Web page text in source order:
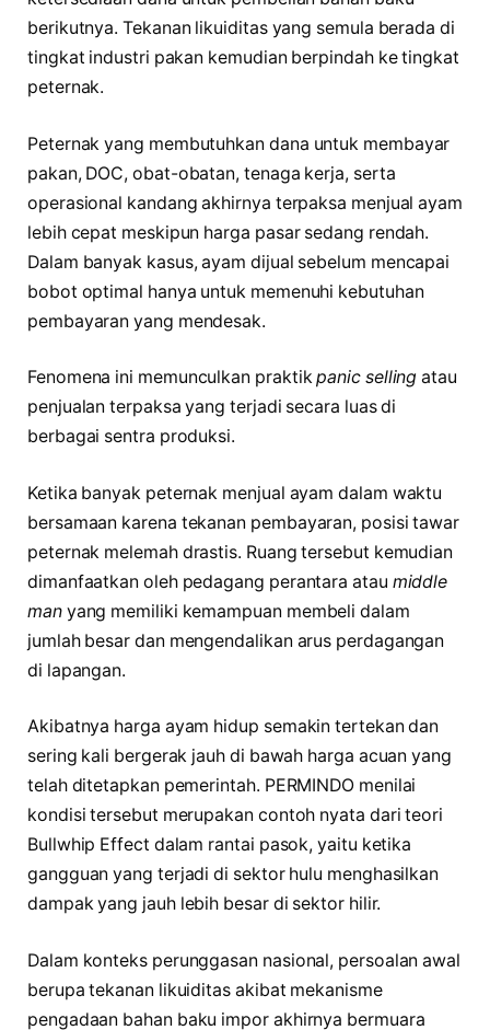
berikutnya. Tekanan likuiditas yang semula berada di
tingkat industri pakan kemudian berpindah ke tingkat
peternak.
Peternak yang membutuhkan dana untuk membayar
pakan, DOC, obat-obatan, tenaga kerja, serta
operasional kandang akhirnya terpaksa menjual ayam
lebih cepat meskipun harga pasar sedang rendah.
Dalam banyak kasus, ayam dijual sebelum mencapai
bobot optimal hanya untuk memenuhi kebutuhan
pembayaran yang mendesak.
Fenomena ini memunculkan praktikpanic selling atau
penjualan terpaksa yang terjadi secara luas di
berbagai sentra produksi.
Ketika banyak peternak menjual ayam dalam waktu
bersamaan karena tekanan pembayaran, posisi tawar
peternak melemah drastis. Ruang tersebut kemudian
dimanfaatkan oleh pedagang perantara atau middle
manyang memiliki kemampuan membeli dalam
jumlah besar dan mengendalikan arus perdagangan
di lapangan.
Akibatnya harga ayam hidup semakin tertekan dan
sering kali bergerak jauh di bawah harga acuan yang
telah ditetapkan pemerintah. PERMINDO menilai
kondisi tersebut merupakan contoh nyata dari teori
Bullwhip Effect dalam rantai pasok, yaitu ketika
gangguan yang terjadi di sektor hulu menghasilkan
dampak yang jauh lebih besar di sektor hilir.
Dalam konteks perunggasan nasional, persoalan awal
berupa tekanan likuiditas akibat mekanisme
pengadaan bahan baku impor akhirnya bermuara